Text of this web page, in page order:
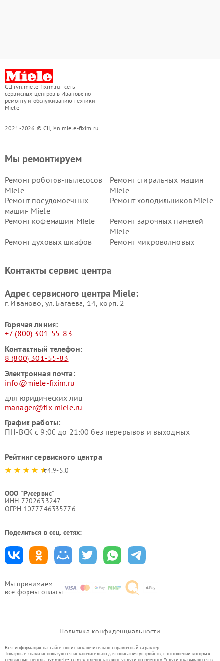
СЦ ivn.miele-fixim.ru - сеть
сервисных центров в Иванове по
ремонту и обслуживанию техники
Miele
2021-2026 © СЦ ivn.miele-fixim.ru
Мы принимаем
все формы оплаты
Мы ремонтируем
Ремонт роботов-пылесосов
Miele
Ремонт стиральных машин
Miele
Ремонт посудомоечных
машин Miele
Ремонт холодильников Miele
Ремонт кофемашин Miele
Ремонт варочных панелей
Miele
Ремонт духовых шкафов
Ремонт микроволновых
Miele
Miele
пылесосов Miele
Контакты сервис центра
Адрес сервисного центра Miele:
г. Иваново, ул. Багаева, 14, корп. 2
Горячая линия:
+7 (800) 301-55-83
Контактный телефон:
8 (800) 301-55-83
Электронная почта:
info@miele-fixim.ru
для юридических лиц
manager@fix-miele.ru
График работы:
ПН-ВСК с 9:00 до 21:00 без перерывов и выходных
Рейтинг сервисного центра
4.9-5.0
ООО "Русервис"
ИНН 7702633247
ОГРН 1077746335776
Поделиться в соц. сетях:
Политика конфиденциальности
Вся информация на сайте носит исключительно справочный характер.
Товарные знаки используются исключительно для описания устройств, в отношении которых
сервисные центры ivn.miele-fixim.ru предоставляют услуги по ремонту. Услуги оказываются в